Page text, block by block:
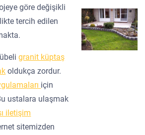
göre değişikli
tercih edilen
granit küptaş
oldukça zordur.
için
ustalara ulaşmak
iletişim
sitemizden